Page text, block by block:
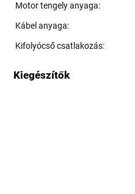
Motor tengely anyaga:
Kábel anyaga:
Kifolyócső csatlakozás:
Kiegészítők